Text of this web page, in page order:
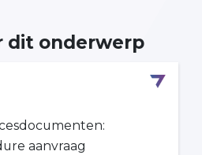
dit onderwerp
aanvraag